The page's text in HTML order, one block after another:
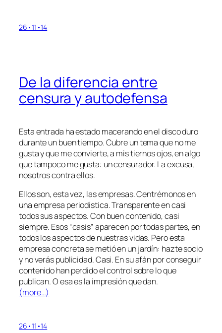
26•11•14
De la diferencia entre
censura y autodefensa
Esta entrada ha estado macerando en el disco duro
durante un buen tiempo. Cubre un tema que no me
gusta y que me convierte, a mis tiernos ojos, en algo
que tampoco me gusta: un censurador. La excusa,
nosotros contraellos.
Ellosson, esta vez, las empresas. Centrémonos en
una empresa periodística. Transparente en casi
todos sus aspectos. Con buen contenido, casi
siempre. Esos “casis” aparecen por todas partes, en
todos los aspectos de nuestras vidas. Pero esta
empresa concreta se metió en un jardín: hazte socio
y no verás publicidad.Casi. En su afán por conseguir
contenido han perdido el control sobre lo que
publican. O esa es la impresión que dan.
(more…)
26•11•14